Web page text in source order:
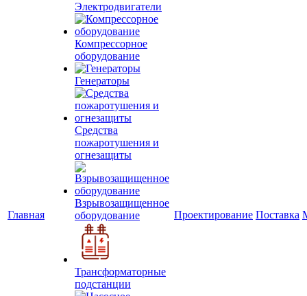
Главная
Электродвигатели
Компрессорное
оборудование
Генераторы
Средства
пожаротушения и
огнезащиты
Взрывозащищенное
оборудование
Трансформаторные
подстанции
Проектирование Поставка